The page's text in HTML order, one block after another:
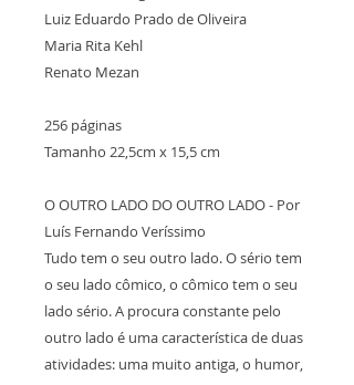
Luiz Eduardo Prado de Oliveira
Maria Rita Kehl
Renato Mezan
256 páginas
Tamanho 22,5cm x 15,5 cm
O OUTRO LADO DO OUTRO LADO - Por
Luís Fernando Veríssimo
Tudo tem o seu outro lado. O sério tem
o seu lado cômico, o cômico tem o seu
lado sério. A procura constante pelo
outro lado é uma característica de duas
atividades: uma muito antiga, o humor,